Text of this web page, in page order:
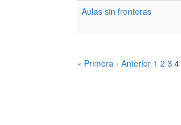
Aulas sin fronteras
« Primera ‹ Anterior 1 2 3 4